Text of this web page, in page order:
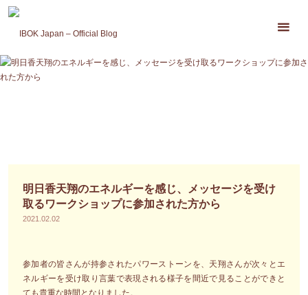
ツ
へ
明日香天翔のエネルギーを感じ、メッセージを受け
取るワークショップに参加された方から
2021.02.02
参加者の皆さんが持参されたパワーストーンを、天翔さんが次々とエ
ネルギーを受け取り言葉で表現される様子を間近で見ることができと
ても貴重な時間となりました。